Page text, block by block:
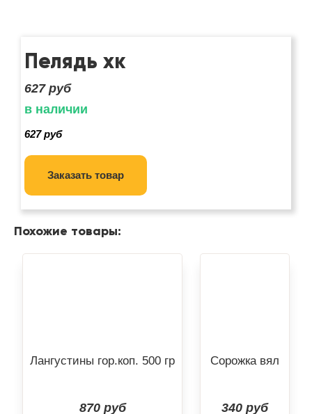
Пелядь хк
627руб
в наличии
627 руб
Заказать товар
Похожие товары:
Лангустины гор.коп. 500 гр
870 руб
Сорожка вял
340 руб